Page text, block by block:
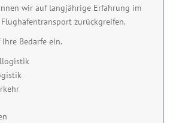
wir auf langjährige Erfahrung im
zurückgreifen.
Bedarfe ein.